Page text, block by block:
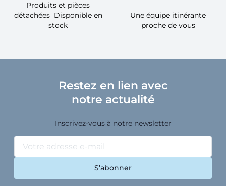
Produits et pièces
détachées Disponible en
stock
Une équipe itinérante
proche de vous
Restez en lien avec
notre actualité
Inscrivez-vous à notre newsletter